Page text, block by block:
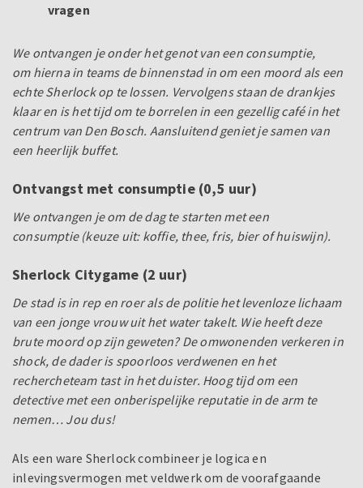
vragen
We ontvangen je onder het genot van een consumptie,
omhierna in teams de binnenstad in om een moord als een
echte Sherlock op te lossen. Vervolgensstaan de drankjes
klaar en is het tijd om te borrelen in een gezellig café in het
centrum van Den Bosch. Aansluitend geniet je samen van
een heerlijk buffet.
Ontvangst met consumptie (0,5 uur)
We ontvangen je om de dag te starten met een
consumptie (keuze uit: koffie, thee, fris, bier of huiswijn).
Sherlock Citygame (2 uur)
De stad is in rep en roer als de politie het levenloze lichaam
van een jonge vrouw uit het water takelt. Wie heeft deze
brute moord op zijn geweten? De omwonenden verkeren in
shock, de dader is spoorloos verdwenen en het
rechercheteam tast in het duister. Hoog tijd om een
detective met een onberispelijke reputatie in de arm te
nemen… Jou dus!
Als een ware Sherlock combineer je logica en
inlevingsvermogen met veldwerk om de voorafgaande